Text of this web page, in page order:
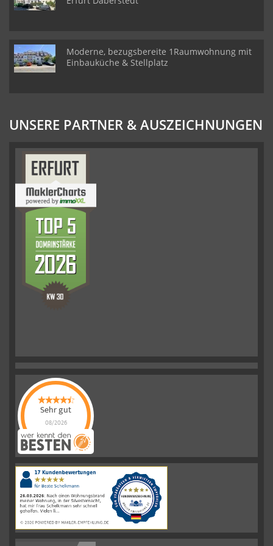
Moderne, bezugsbereite 1Raumwohnung mit
Einbauküche & Stellplatz
UNSERE PARTNER & AUSZEICHNUNGEN
Sehr gut
08/2026
Schelkmann
Immobilienhat
|110Schelkmann
ImmobilienBewertungen
auf
werkenntdenBESTEN.de